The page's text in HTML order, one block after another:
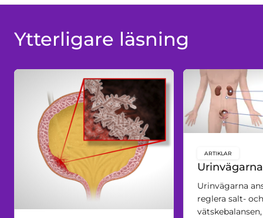
Ytterligare läsning
Urinvägarna
ARTIKLAR
Urinvägarna
reglera salt- och